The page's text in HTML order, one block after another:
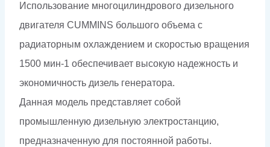
Использование многоцилиндрового дизельного
двигателя CUMMINS большого объема с
радиаторным охлаждением и скоростью вращения
1500 мин-1 обеспечивает высокую надежность и
экономичность дизель генератора.
Данная модель представляет собой
промышленную дизельную электростанцию,
предназначенную для постоянной работы.